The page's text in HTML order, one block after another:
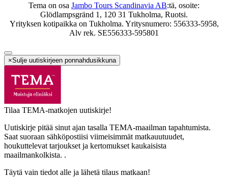
Tema on osa Jambo Tours Scandinavia AB:tä, osoite:
Glödlampsgränd 1, 120 31 Tukholma, Ruotsi.
Yrityksen kotipaikka on Tukholma. Yritysnumero: 556333-5958,
Alv rek. SE556333-595801
×Sulje uutiskirjeen ponnahdusikkuna
Tilaa TEMA-matkojen uutiskirje!
Uutiskirje pitää sinut ajan tasalla TEMA-maailman tapahtumista.
Saat suoraan sähköpostiisi viimeisimmät matkauutuudet,
houkuttelevat tarjoukset ja kertomukset kaukaisista
maailmankolkista. .
Täytä vain tiedot alle ja lähetä tilaus matkaan!